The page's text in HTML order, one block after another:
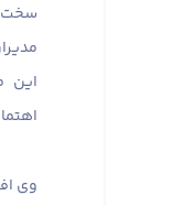
سخت
این
وی